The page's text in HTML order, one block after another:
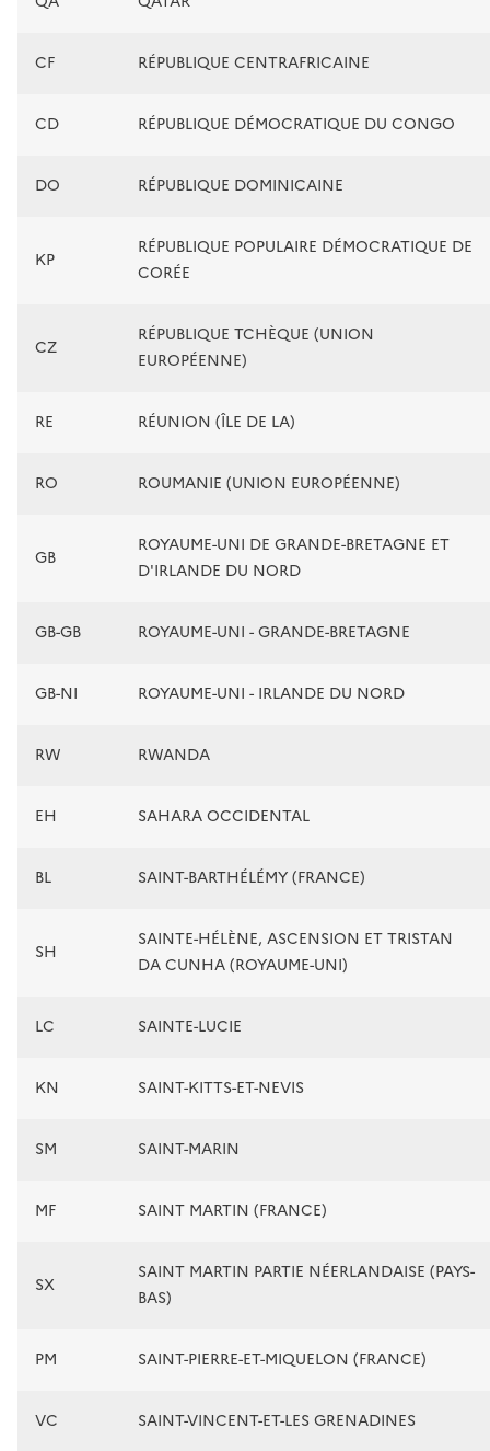
CF RÉPUBLIQUE CENTRAFRICAINE
CD RÉPUBLIQUE DÉMOCRATIQUE DU CONGO
DO RÉPUBLIQUE DOMINICAINE
KP
RÉPUBLIQUE POPULAIRE DÉMOCRATIQUE DE
CORÉE
CZ
RÉPUBLIQUE TCHÈQUE (UNION
EUROPÉENNE)
RE RÉUNION (ÎLE DE LA)
RO ROUMANIE (UNION EUROPÉENNE)
GB
ROYAUME-UNI DE GRANDE-BRETAGNE ET
D'IRLANDE DU NORD
GB-GB ROYAUME-UNI - GRANDE-BRETAGNE
GB-NI ROYAUME-UNI - IRLANDE DU NORD
RW RWANDA
EH SAHARA OCCIDENTAL
BL SAINT-BARTHÉLÉMY (FRANCE)
SH
SAINTE-HÉLÈNE, ASCENSION ET TRISTAN
DA CUNHA (ROYAUME-UNI)
LC SAINTE-LUCIE
KN SAINT-KITTS-ET-NEVIS
SM SAINT-MARIN
MF SAINT MARTIN (FRANCE)
SX
SAINT MARTIN PARTIE NÉERLANDAISE (PAYS-
BAS)
PM SAINT-PIERRE-ET-MIQUELON (FRANCE)
VC SAINT-VINCENT-ET-LES GRENADINES